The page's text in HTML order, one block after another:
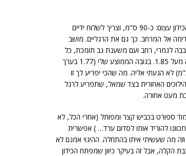
מפתח הכידון עצום: כ-90 ס"מ, וצריך לשלוח ידיים
אל המרחב. כך גם את הרגליים. מושב
לגמרי, רחב ועם משענת גב תומכת, כל
עוד אתה מעל 1.85. בגובה הממוצע שלי (1.77 בערך
לא הגעתי אליה. מה שהכי יפריע לך זו
האחורית בצד שמאל, שתפריע לרגל
מעט אחורה.
ספורט בכביש קצר ומפותל (אחרי הכל, לא
להוריד אותו לסדום ערד… ) אפשרית
מה שעשיתי איתו בהתחלה. ההיגוי אמנם לא
הקלה, אבל זה בעיקר כיוון שמפתח הכידון